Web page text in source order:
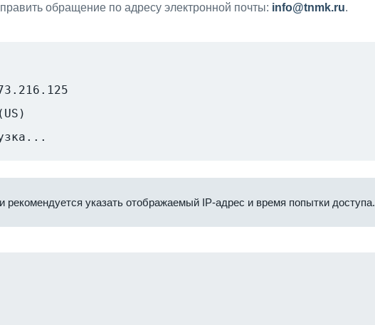
обращение по адресу электронной почты: info@tnmk.ru.
указать отображаемый IP-адрес и время попытки доступа.